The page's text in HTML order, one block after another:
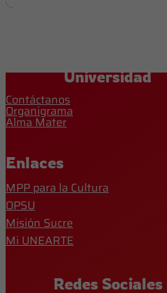
Universidad
Contáctanos
Organigrama
Alma Mater
Enlaces
MPP para la Cultura
OPSU
Misión Sucre
Mi UNEARTE
Redes Sociales